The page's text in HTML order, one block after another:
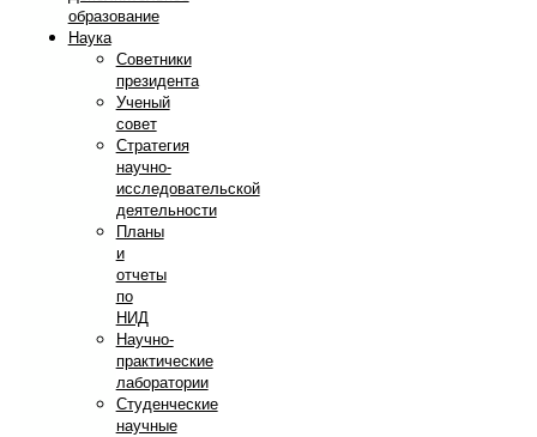
образование
Наука
Советники
президента
Ученый
совет
Стратегия
научно-
исследовательской
деятельности
Планы
и
отчеты
по
НИД
Научно-
практические
лаборатории
Студенческие
научные